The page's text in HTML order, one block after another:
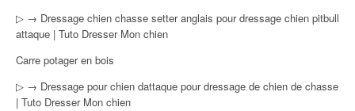
▷ → Dressage chien chasse setter anglais pour dressage chien pitbull
attaque | Tuto Dresser Mon chien
Carre potager en bois
▷ → Dressage pour chien dattaque pour dressage de chien de chasse
| Tuto Dresser Mon chien